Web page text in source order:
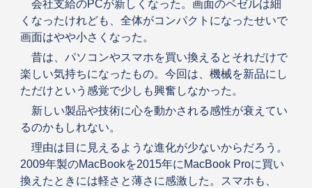
会社支給のPCが新しくなった。画面のベゼルは細
くなったけれども、全体がコンパクトになったせいで
画面はやや小さくなった。
昔は、パソコンやスマホを買い換えるとそれだけで
楽しい気持ちになったもの。今回は、機械を新品にし
ただけという感覚で少しも興奮しなかった。
新しい製品や技術に心を動かされる感性が衰えてい
るのかもしれない。
理由は目に見えるような進化が少ないからだろう。
2009年製のMacBookを2015年にMacBook Proに買い
換えたときには軽さと薄さに感激した。スマホも、